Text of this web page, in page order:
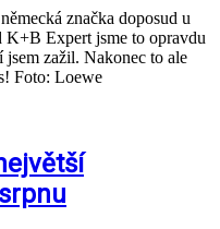
značka doposud u
K+B Expert jsme to opravdu
zažil. Nakonec to ale
Foto: Loewe